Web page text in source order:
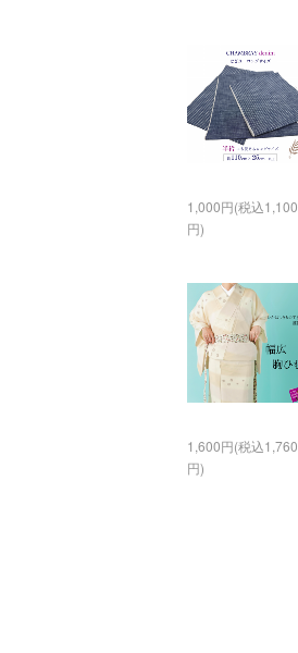
1,000円(税込1,100
円)
1,600円(税込1,760
円)